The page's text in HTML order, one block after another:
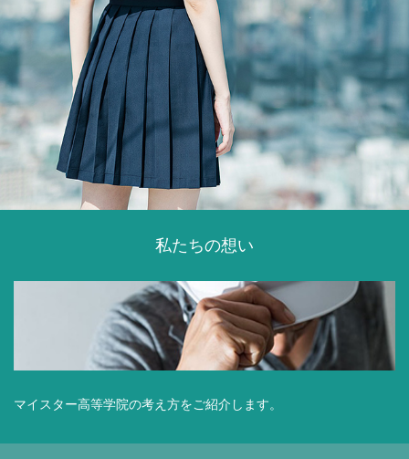
私たちの想い
マイスター高等学院の考え方をご紹介します。